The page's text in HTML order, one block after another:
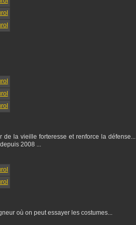
de la vieille forteresse et renforce la défense...
2008 ...
où on peut essayer les costumes...